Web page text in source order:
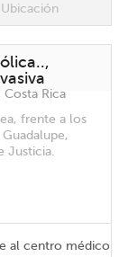
Ubicación
Rica
frente a los
Justicia.
al centro médico